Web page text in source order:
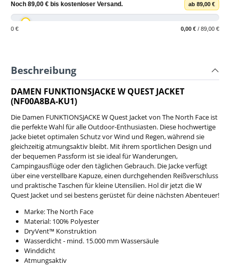
Noch 89,00 € bis kostenloser Versand. ab 89,00 €
0 € 0,00 € / 89,00 €
Beschreibung
DAMEN FUNKTIONSJACKE W QUEST JACKET
(NF00A8BA-KU1)
Die Damen FUNKTIONSJACKE W Quest Jacket von The North Face ist
die perfekte Wahl für alle Outdoor-Enthusiasten. Diese hochwertige
Jacke bietet optimalen Schutz vor Wind und Regen, während sie
gleichzeitig atmungsaktiv bleibt. Mit ihrem sportlichen Design und
der bequemen Passform ist sie ideal für Wanderungen,
Campingausflüge oder den täglichen Gebrauch. Die Jacke verfügt
über eine verstellbare Kapuze, einen durchgehenden Reißverschluss
und praktische Taschen für kleine Utensilien. Hol dir jetzt die W
Quest Jacket und sei bestens gerüstet für deine nächsten Abenteuer!
Marke: The North Face
Material: 100% Polyester
DryVent™ Konstruktion
Wasserdicht - mind. 15.000 mm Wassersäule
Winddicht
Atmungsaktiv